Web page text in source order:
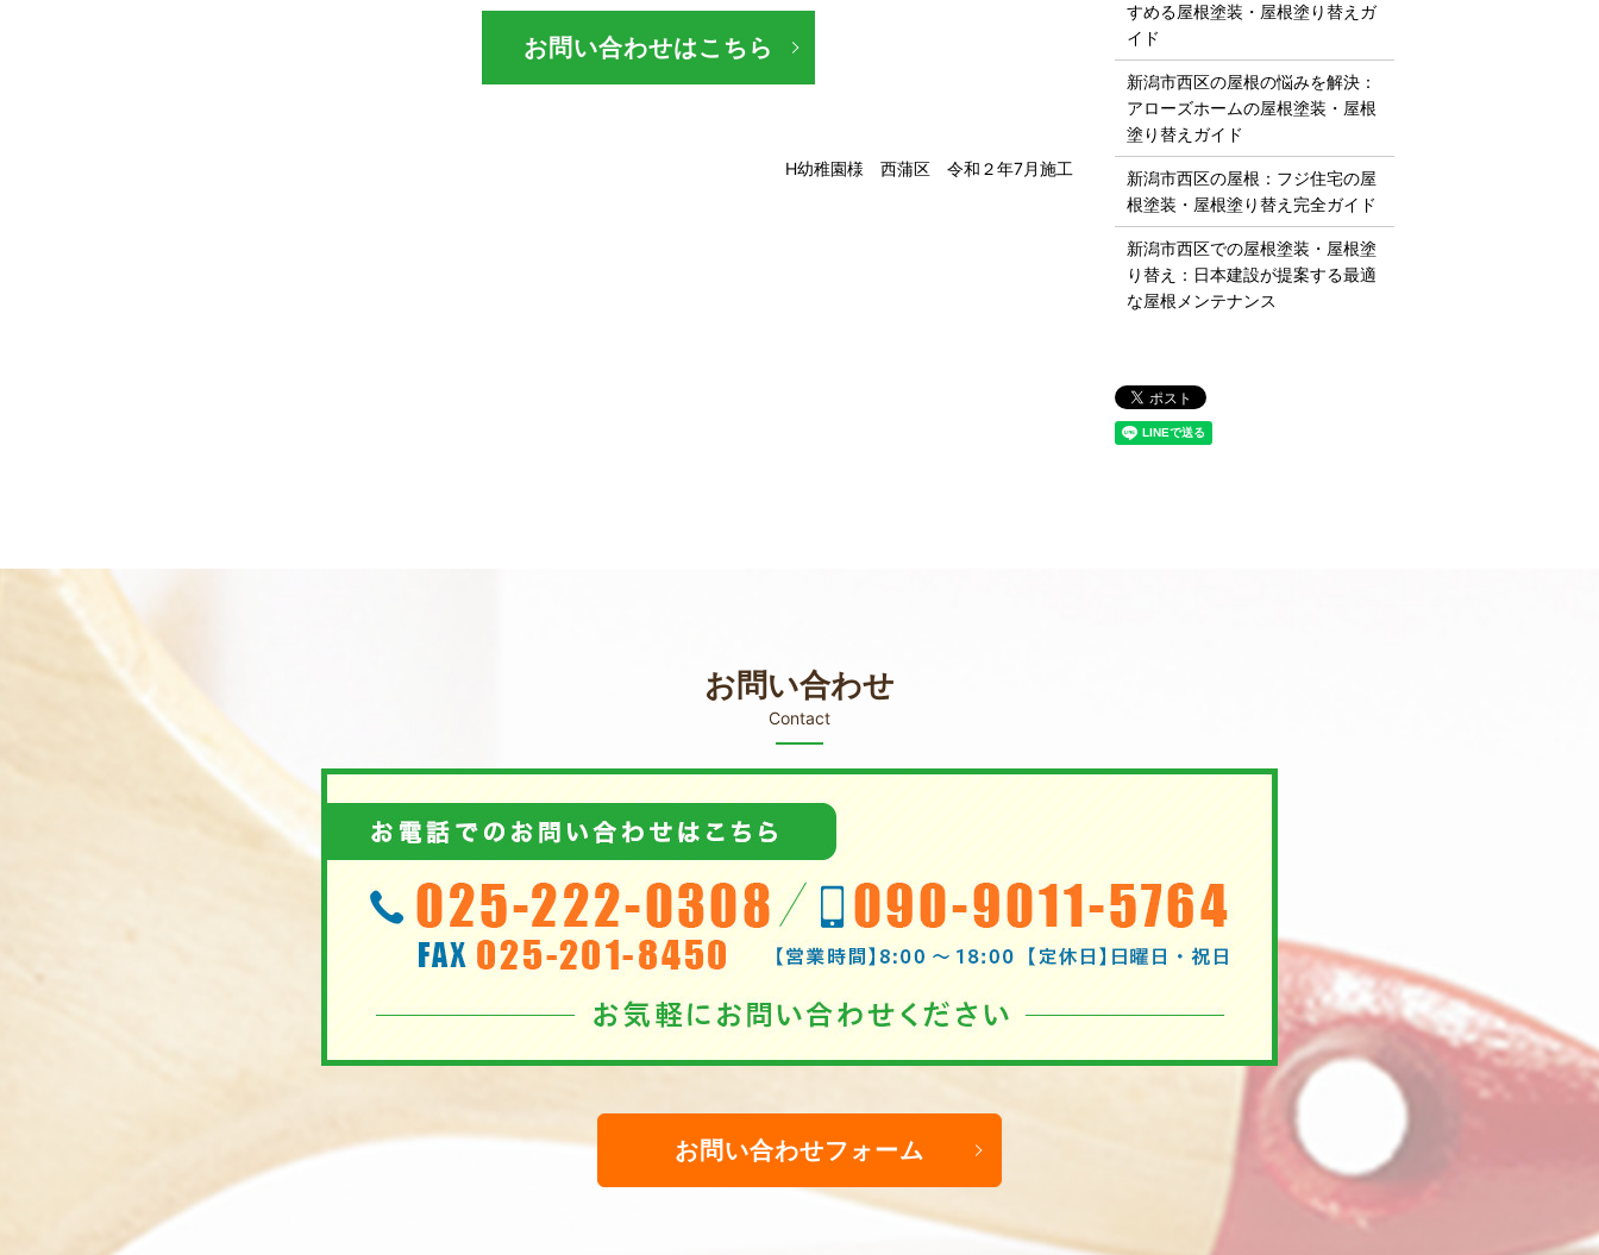
お問い合わせはこちら
H幼稚園様 西蒲区 令和２年7月施工
すめる屋根塗装・屋根塗り替えガ
イド
新潟市西区の屋根の悩みを解決：
アローズホームの屋根塗装・屋根
塗り替えガイド
新潟市西区の屋根：フジ住宅の屋
根塗装・屋根塗り替え完全ガイド
新潟市西区での屋根塗装・屋根塗
り替え：日本建設が提案する最適
な屋根メンテナンス
お問い合わせ
Contact
お問い合わせフォーム